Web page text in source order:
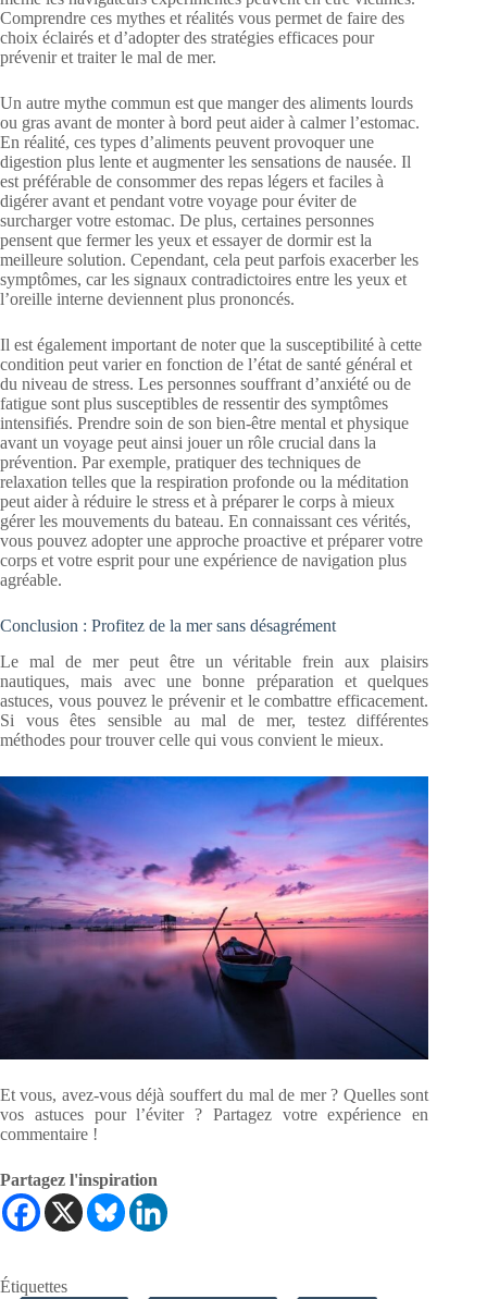
Comprendre ces mythes et réalités vous permet de faire des
choix éclairés et d’adopter des stratégies efficaces pour
prévenir et traiter le mal de mer.
Un autre mythe commun est que manger des aliments lourds
ou gras avant de monter à bord peut aider à calmer l’estomac.
En réalité, ces types d’aliments peuvent provoquer une
digestion plus lente et augmenter les sensations de nausée. Il
est préférable de consommer des repas légers et faciles à
digérer avant et pendant votre voyage pour éviter de
surcharger votre estomac. De plus, certaines personnes
pensent que fermer les yeux et essayer de dormir est la
meilleure solution. Cependant, cela peut parfois exacerber les
symptômes, car les signaux contradictoires entre les yeux et
l’oreille interne deviennent plus prononcés.
Il est également important de noter que la susceptibilité à cette
condition peut varier en fonction de l’état de santé général et
du niveau de stress. Les personnes souffrant d’anxiété ou de
fatigue sont plus susceptibles de ressentir des symptômes
intensifiés. Prendre soin de son bien-être mental et physique
avant un voyage peut ainsi jouer un rôle crucial dans la
prévention. Par exemple, pratiquer des techniques de
relaxation telles que la respiration profonde ou la méditation
peut aider à réduire le stress et à préparer le corps à mieux
gérer les mouvements du bateau. En connaissant ces vérités,
vous pouvez adopter une approche proactive et préparer votre
corps et votre esprit pour une expérience de navigation plus
agréable.
Conclusion : Profitez de la mer sans désagrément
Le mal de mer peut être un véritable frein aux plaisirs
nautiques, mais avec une bonne préparation et quelques
astuces, vous pouvez le prévenir et le combattre efficacement.
Si vous êtes sensible au mal de mer, testez différentes
méthodes pour trouver celle qui vous convient le mieux.
Et vous, avez-vous déjà souffert du mal de mer ? Quelles sont
vos astuces pour l’éviter ? Partagez votre expérience en
commentaire !
Partagez l'inspiration
Étiquettes